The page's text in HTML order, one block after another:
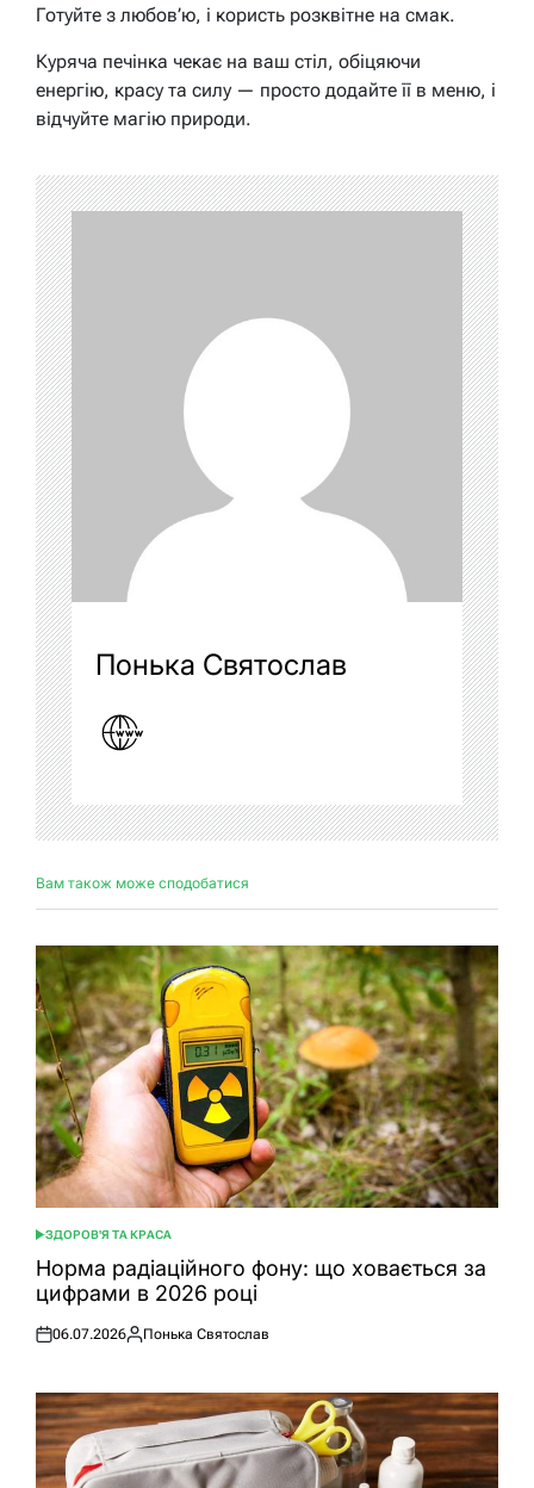
Готуйте з любов’ю, і користь розквітне на смак.
Куряча печінка чекає на ваш стіл, обіцяючи
енергію, красу та силу — просто додайте її в меню, і
відчуйте магію природи.
Понька Святослав
Вам також може сподобатися
ОПУБЛІКУВАТИ
У
ЗДОРОВ'Я ТА КРАСА
Норма радіаційного фону: що ховається за
цифрами в 2026 році
Оприлюднено
06.07.2026
Опубліковано
Понька Святослав